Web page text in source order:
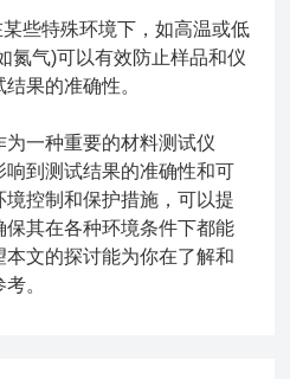
特殊环境下，如高温或低
氮气)可以有效防止样品和仪
果的准确性。
一种重要的材料测试仪
到测试结果的准确性和可
控制和保护措施，可以提
其在各种环境条件下都能
文的探讨能为你在了解和
。